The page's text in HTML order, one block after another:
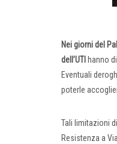
Nei giorni del
dell’UTI hanno
Eventuali
poterle
Tali limitazioni
Resistenza a